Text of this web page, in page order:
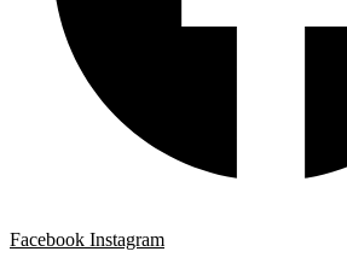
Facebook Instagram